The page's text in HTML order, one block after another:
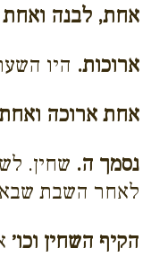
אחת, לבנה ואחת
ארוכות. היו
אחת ארוכה
נסמך ה. שחין.
לאחר השבת שבא
הקיף השחין וכו׳